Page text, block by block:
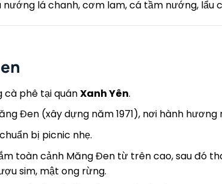
lá chanh, cơm lam, cá tầm nướng, lẩu
cà phê tại quánXanh Yên.
Đen (xây dựng năm 1971), nơi hành hương
bị picnic nhẹ.
toàn cảnh Măng Đen từ trên cao, sau đó
sim, mật ong rừng.